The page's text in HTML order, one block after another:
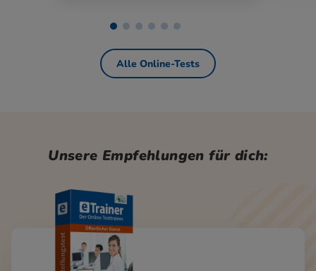
Alle Online-Tests
Unsere Empfehlungen für dich: